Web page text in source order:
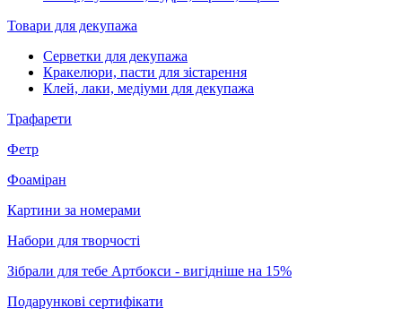
Товари для декупажа
Серветки для декупажа
Кракелюри, пасти для зістарення
Клей, лаки, медіуми для декупажа
Трафарети
Фетр
Фоаміран
Картини за номерами
Набори для творчості
Зібрали для тебе Артбокси - вигідніше на 15%
Подарункові сертифікати